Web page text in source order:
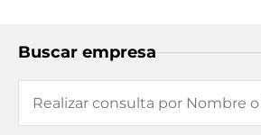
Buscar empresa